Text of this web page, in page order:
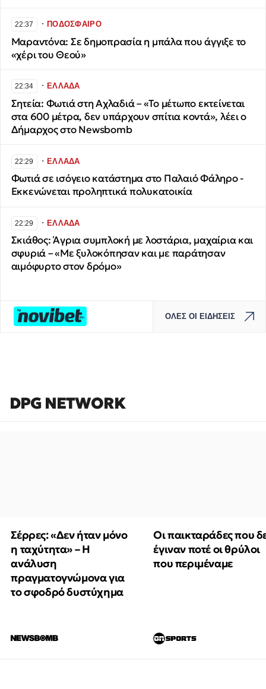
22:37 ∙ΠΟΔΟΣΦΑΙΡΟ
Μαραντόνα: Σε δημοπρασία η μπάλα που άγγιξε το
«χέρι του Θεού»
22:34 ∙ΕΛΛΑΔΑ
Σητεία: Φωτιά στη Αχλαδιά – «Το μέτωπο εκτείνεται
στα 600 μέτρα, δεν υπάρχουν σπίτια κοντά», λέει ο
Δήμαρχος στο Newsbomb
22:29 ∙ΕΛΛΑΔΑ
Φωτιά σε ισόγειο κατάστημα στο Παλαιό Φάληρο -
Εκκενώνεται προληπτικά πολυκατοικία
22:29 ∙ΕΛΛΑΔΑ
Σκιάθος: Άγρια συμπλοκή με λοστάρια, μαχαίρια και
σφυριά – «Με ξυλοκόπησαν και με παράτησαν
αιμόφυρτο στον δρόμο»
ΟΛΕΣ ΟΙ ΕΙΔΗΣΕΙΣ
DPG NETWORK
Σέρρες: «Δεν ήταν μόνο
η ταχύτητα» – Η
ανάλυση
πραγματογνώμονα για
το σφοδρό δυστύχημα
Οι παικταράδες που
έγιναν ποτέ οι θρύλοι
που περιμέναμε